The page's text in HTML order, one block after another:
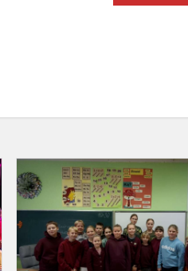
Pradinukai
muzikiniame
spektaklyje